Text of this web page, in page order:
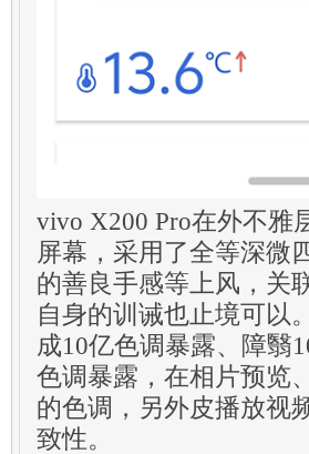
vivo X200 Pro在外不雅
屏幕，采用了全等深微
的善良手感等上风，关
自身的训诫也止境可以
成10亿色调暴露、障翳
色调暴露，在相片预览
的色调，另外皮播放视
致性。